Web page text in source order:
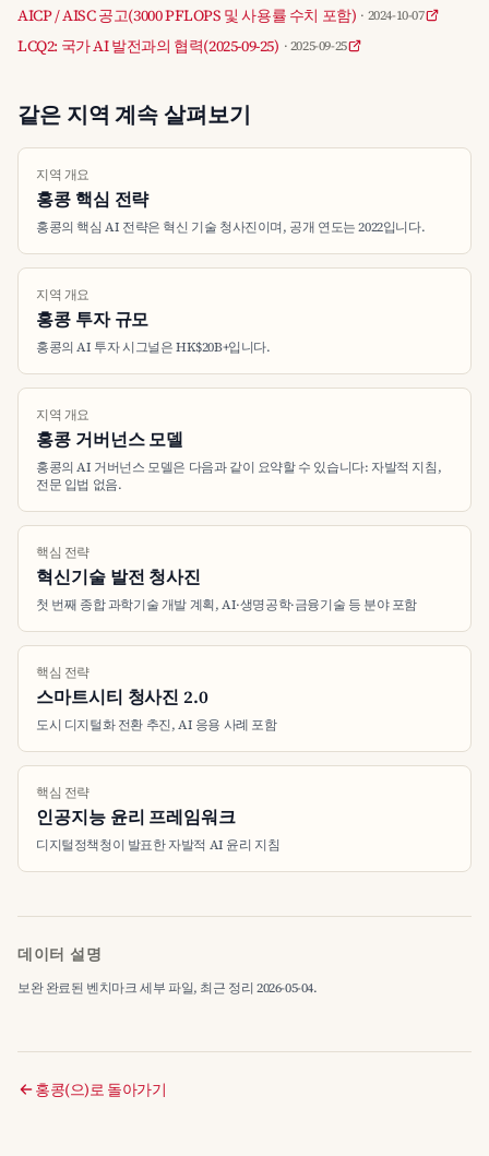
AICP / AISC 공고(3000 PFLOPS 및 사용률 수치 포함) · 2024-10-07
LCQ2: 국가 AI 발전과의 협력(2025-09-25) · 2025-09-25
같은 지역 계속 살펴보기
지역 개요
홍콩 핵심 전략
홍콩의 핵심 AI 전략은 혁신 기술 청사진이며, 공개 연도는 2022입니다.
지역 개요
홍콩 투자 규모
홍콩의 AI 투자 시그널은 HK$20B+입니다.
지역 개요
홍콩 거버넌스 모델
홍콩의 AI 거버넌스 모델은 다음과 같이 요약할 수 있습니다: 자발적 지침,
전문 입법 없음.
핵심 전략
혁신기술 발전 청사진
첫 번째 종합 과학기술 개발 계획, AI·생명공학·금융기술 등 분야 포함
핵심 전략
스마트시티 청사진 2.0
도시 디지털화 전환 추진, AI 응용 사례 포함
핵심 전략
인공지능 윤리 프레임워크
디지털정책청이 발표한 자발적 AI 윤리 지침
데이터 설명
보완 완료된 벤치마크 세부 파일, 최근 정리 2026-05-04.
홍콩(으)로 돌아가기